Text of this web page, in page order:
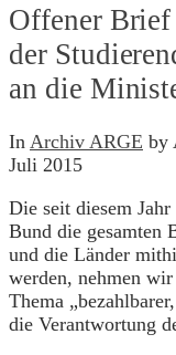
Offener
der
an die
In Archiv ARGE by
Juli 2015
Die seit diesem
Bund die gesamten
und die Länder
werden, nehmen
Thema
die Verantwortung